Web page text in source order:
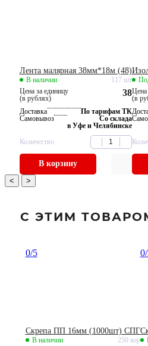
Лента малярная 38мм*18м (48)
В наличии
117 шт
Цена за единицу
(в рублях)
38
Доставка
По тарифам ТК
Самовывоз
Со склада
в Уфе и Челябинске
Количество
В корзину
Цена
(в
<
>
С ЭТИМ
0/5
Скрепа ПП 16мм (1000шт) СПГ
В наличии
250 кор
0